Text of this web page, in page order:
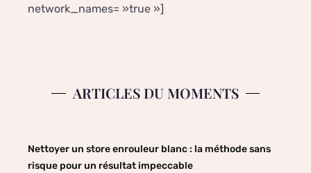
network_names= »true »]
ARTICLES DU MOMENTS
Nettoyer un store enrouleur blanc : la méthode sans
risque pour un résultat impeccable